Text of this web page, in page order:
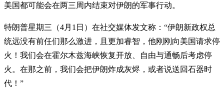
美国都可能会在两三周内结束对伊朗的军事行动。
特朗普星期三（4月1日）在社交媒体发文称：“伊朗新政权总
统远没有前任们那么激进，且更加睿智，他刚刚向美国请求停
火！我们会在霍尔木兹海峡恢复开放、自由与通畅后考虑停
火。在那之前，我们会把伊朗炸成灰烬，或者说送回石器时
代！”